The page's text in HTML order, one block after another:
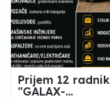
Prijem 12
"GALAX-